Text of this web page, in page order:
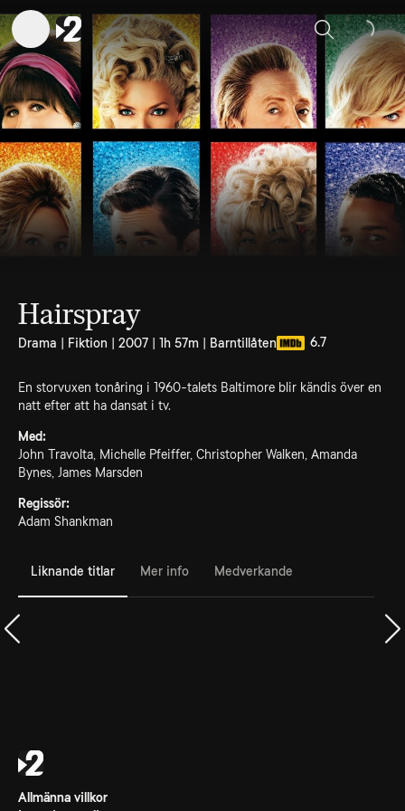
Sök
Hairspray
Drama | Fiktion | 2007 | 1h 57m | Barntillåten 6.7
En storvuxen tonåring i 1960-talets Baltimore blir kändis över en
natt efter att ha dansat i tv.
Med:
John Travolta, Michelle Pfeiffer, Christopher Walken, Amanda
Bynes, James Marsden
Regissör:
Adam Shankman
Liknande titlar Mer info Medverkande
Allmänna villkor